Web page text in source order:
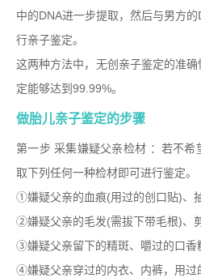
中的DNA进一步提取，然后与男方的
行亲子鉴定。
这两种方法中，无创亲子鉴定的准确
定能够达到 99.99%。
做胎儿亲子鉴定的步骤
第一步 采集嫌疑父亲检材 ：若不希
取下列任何一种检材即可进行鉴定。
①嫌疑父亲的血痕(用过的创口贴)、
②嫌疑父亲的毛发(需拔下带毛根)、
③嫌疑父亲留下的精斑、嚼过的口香
④嫌疑父亲穿过的内衣、内裤，用过